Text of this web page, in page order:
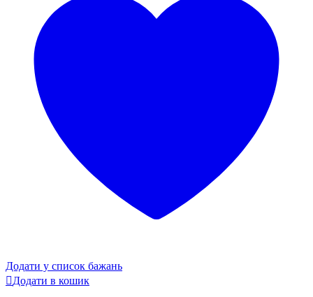
Додати у список бажань
Додати в кошик